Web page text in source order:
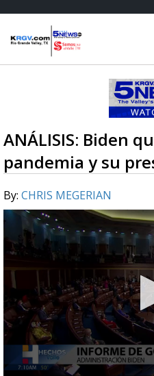
ANÁLISIS: Biden
pandemia y su
By: CHRIS MEGERIAN